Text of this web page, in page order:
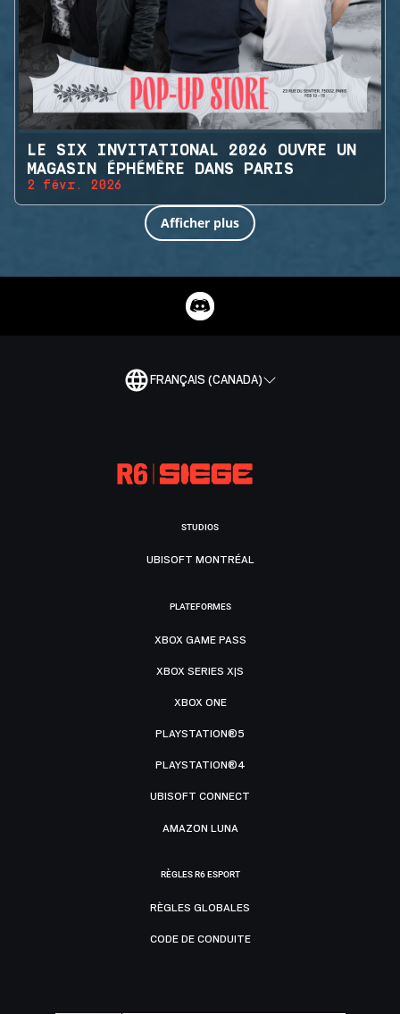
LE SIX INVITATIONAL 2026 OUVRE UN
MAGASIN ÉPHÉMÈRE DANS PARIS
2 févr. 2026
Afficher plus
FRANÇAIS (CANADA)
STUDIOS
UBISOFT MONTRÉAL
PLATEFORMES
XBOX GAME PASS
XBOX SERIES X|S
XBOX ONE
PLAYSTATION®5
PLAYSTATION®4
UBISOFT CONNECT
AMAZON LUNA
RÈGLES R6 ESPORT
RÈGLES GLOBALES
CODE DE CONDUITE